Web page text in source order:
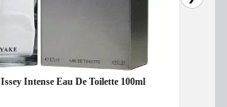
Intense Eau De Toilette 100ml